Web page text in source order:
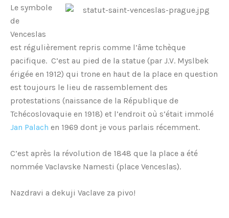
Le symbole
de
Venceslas
est régulièrement repris comme l’âme tchèque
pacifique. C’est au pied de la statue (par J.V. Myslbek
érigée en 1912) qui trone en haut de la place en question
est toujours le lieu de rassemblement des
protestations (naissance de la République de
Tchécoslovaquie en 1918) et l’endroit où s’était immolé
Jan Palach en 1969 dont je vous parlais récemment.
C’est après la révolution de 1848 que la place a été
nommée Vaclavske Namesti (place Venceslas).
Nazdravi a dekuji Vaclave za pivo!